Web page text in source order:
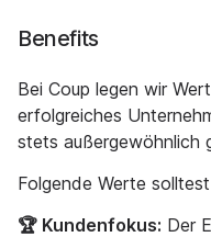
Benefits
Bei Coup legen wir
erfolgreiches
stets außergewöhnlich
Folgende Werte
🏆 Kundenfokus: Der